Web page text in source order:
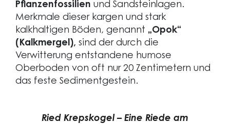
Pflanzenfossilien und Sandsteinlagen.
Merkmale dieser kargen und stark
kalkhaltigen Böden, genannt „Opok“
(Kalkmergel), sind der durch die
Verwitterung entstandene humose
Oberboden von oft nur 20 Zentimetern und
das feste Sedimentgestein.
Ried Krepskogel – Eine Riede am